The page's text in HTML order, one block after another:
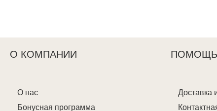
О КОМПАНИИ ПОМОЩЬ
О нас
Бонусная программа
Доставка